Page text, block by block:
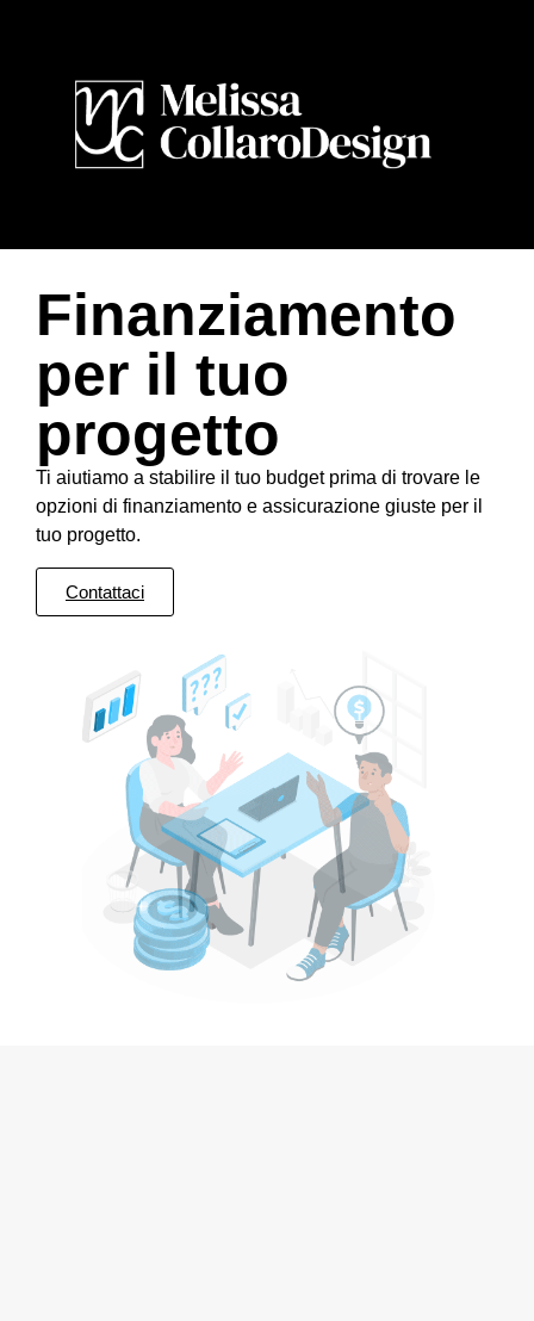
Finanziamento
per il tuo
progetto
Ti aiutiamo a stabilire il tuo budget prima di trovare le
opzioni di finanziamento e assicurazione giuste per il
tuo progetto.
Contattaci